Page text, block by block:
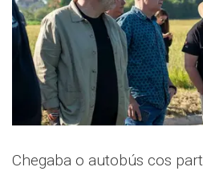
Chegaba o autobús cos